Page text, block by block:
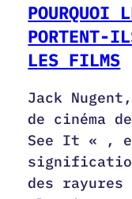
POURQUOI
PORTENT-
LES FILMS
Jack
de cinéma
See It « ,
des